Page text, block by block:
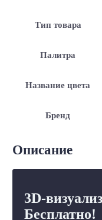
Тип товара
Палитра
Название цвета
Бренд
Описание
3D-
Бесплатно!